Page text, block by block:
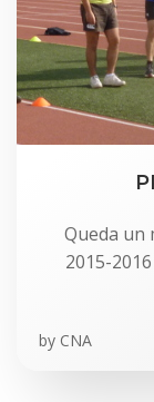
Queda un
2015-
by CNA